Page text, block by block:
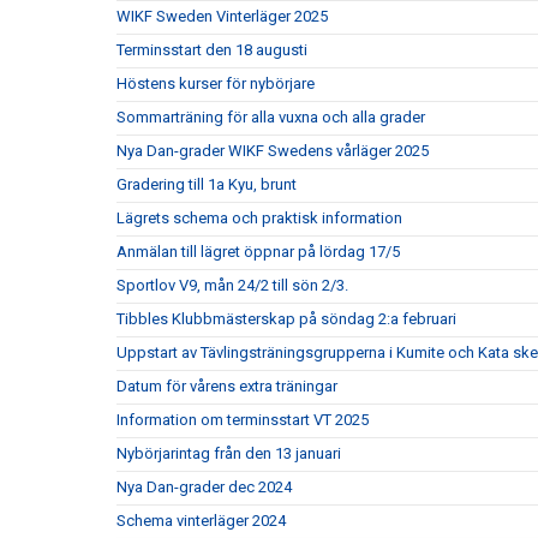
WIKF Sweden Vinterläger 2025
Terminsstart den 18 augusti
Höstens kurser för nybörjare
Sommarträning för alla vuxna och alla grader
Nya Dan-grader WIKF Swedens vårläger 2025
Gradering till 1a Kyu, brunt
Lägrets schema och praktisk information
Anmälan till lägret öppnar på lördag 17/5
Sportlov V9, mån 24/2 till sön 2/3.
Tibbles Klubbmästerskap på söndag 2:a februari
Uppstart av Tävlingsträningsgrupperna i Kumite och Kata
Datum för vårens extra träningar
Information om terminsstart VT 2025
Nybörjarintag från den 13 januari
Nya Dan-grader dec 2024
Schema vinterläger 2024